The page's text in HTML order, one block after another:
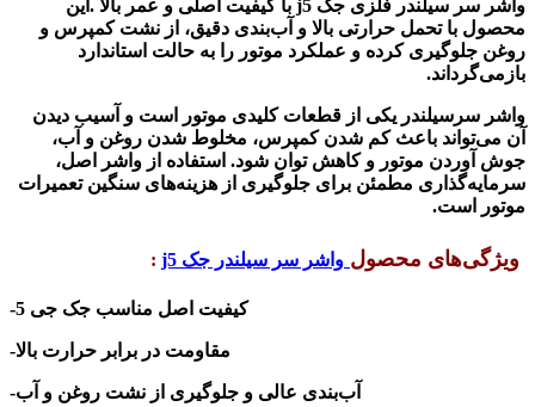
واشر سر سیلندر فلزی جک j5 با کیفیت اصلی و عمر بالا . این
محصول با تحمل حرارتی بالا و آب‌بندی دقیق، از نشت کمپرس و
روغن جلوگیری کرده و عملکرد موتور را به حالت استاندارد
بازمی‌گرداند.
واشر سرسیلندر یکی از قطعات کلیدی موتور است و آسیب دیدن
آن می‌تواند باعث کم شدن کمپرس، مخلوط شدن روغن و آب،
جوش آوردن موتور و کاهش توان شود. استفاده از واشر اصل،
سرمایه‌گذاری مطمئن برای جلوگیری از هزینه‌های سنگین تعمیرات
موتور است.
ویژگی‌های محصول واشر سر سیلندر جک j5 :
-کیفیت اصل مناسب جک جی 5
-مقاومت در برابر حرارت بالا
-آب‌بندی عالی و جلوگیری از نشت روغن و آب